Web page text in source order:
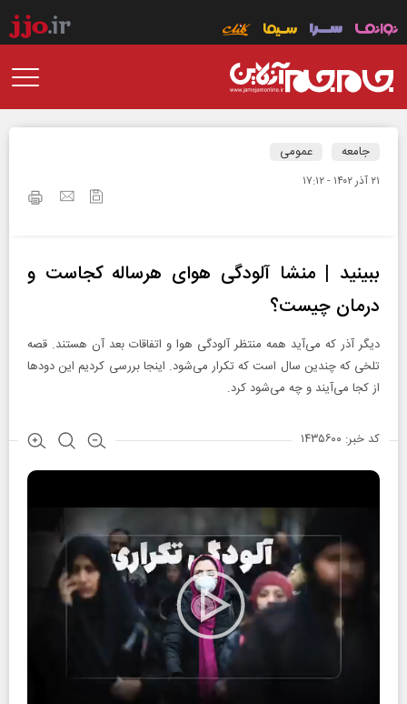
جامعه عمومی
۲۱ آذر ۱۴۰۲ - ۱۷:۱۲
ببینید | منشا آلودگی هوای هرساله کجاست و
درمان چیست؟
دیگر آذر که می‌آید همه منتظر آلودگی هوا و اتفاقات بعد آن هستند. قصه
تلخی که چندین سال است که تکرار می‌شود. اینجا بررسی کردیم این دودها
از کجا می‌آیند و چه می‌شود کرد.
کد خبر: ۱۴۳۵۶۰۰
Play